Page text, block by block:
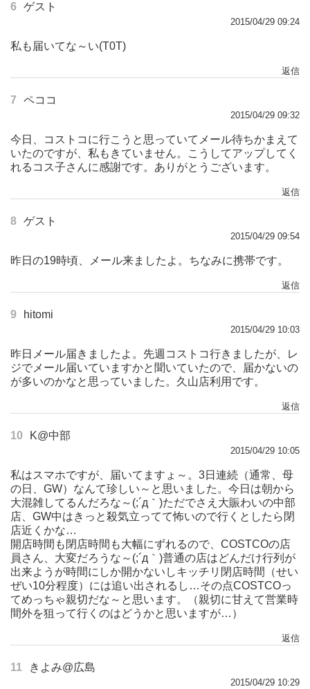
6 ゲスト
2015/04/29 09:24
私も届いてな～い(T0T)
返信
7 ペココ
2015/04/29 09:32
今日、コストコに行こうと思っていてメール待ちかまえて
いたのですが、私もきていません。こうしてアップしてく
れるコス子さんに感謝です。ありがとうございます。
返信
8 ゲスト
2015/04/29 09:54
昨日の19時頃、メール来ましたよ。ちなみに携帯です。
返信
9 hitomi
2015/04/29 10:03
昨日メール届きましたよ。先週コストコ行きましたが、レ
ジでメール届いていますかと聞いていたので、届かないの
が多いのかなと思っていました。久山店利用です。
返信
10 K@中部
2015/04/29 10:05
私はスマホですが、届いてますょ～。3日連続（通常、母
の日、GW）なんて珍しい～と思いました。今日は朝から
大混雑してるんだろな～(;´д｀)ただでさえ大賑わいの中部
店、GW中はきっと殺気立ってて怖いので行くとしたら閉
店近くかな…
開店時間も閉店時間も大幅にずれるので、COSTCOの店
員さん、大変だろうな～(;´д｀)普通の店はどんだけ行列が
出来ようが時間にしか開かないしキッチリ閉店時間（せい
ぜい10分程度）には追い出されるし…その点COSTCOっ
てめっちゃ親切だな～と思います。（親切に甘えて営業時
間外を狙って行くのはどうかと思いますが…）
返信
11 きよみ@広島
2015/04/29 10:29